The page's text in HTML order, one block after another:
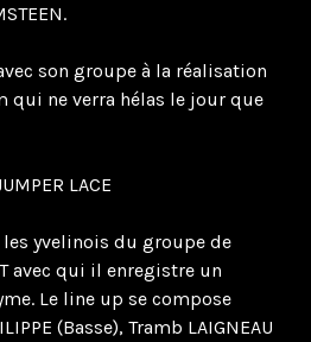
son groupe à la réalisation
qui ne verra hélas le jour que
LACE
les yvelinois du groupe de
avec qui il enregistre un
Le line up se compose
(Basse), Tramb LAIGNEAU